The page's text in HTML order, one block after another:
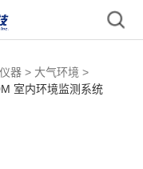
器 > 大气环境 >
室内环境监测系统